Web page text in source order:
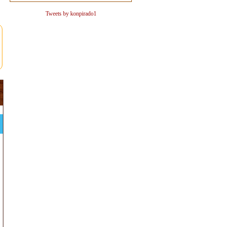
Tweets by konpirado1